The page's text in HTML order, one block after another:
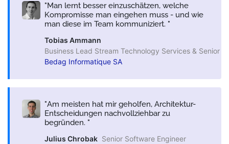
Man lernt besser einzuschätzen, welche
Kompromisse man eingehen muss - und wie
man diese im Team kommuniziert.
Tobias Ammann
Business Lead Stream Technology Services & Senior
Bedag Informatique SA
Am meisten hat mir geholfen, Architektur-
Entscheidungen nachvollziehbar zu
begründen.
Julius Chrobak Senior Software Engineer